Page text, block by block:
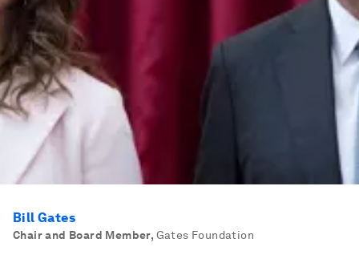
Bill Gates
Chair and Board Member, Gates Foundation